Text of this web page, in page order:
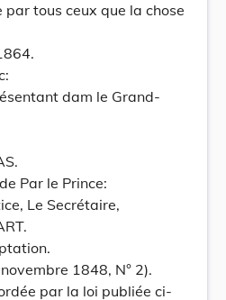
tous ceux que la chose
dam le Grand-
Par le Prince:
Le Secrétaire,
1848, N° 2).
par la loi publiée ci-